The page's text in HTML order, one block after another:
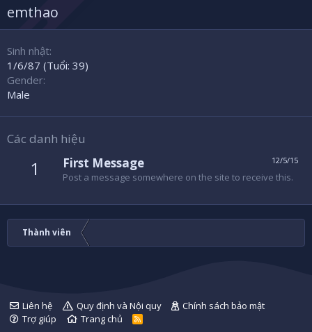
emthao
Sinh nhật
1/6/87 (Tuổi: 39)
Gender
Male
Các danh hiệu
1 12/5/15
First Message
Post a message somewhere on the site to receive this.
Thành viên
Liên hệ Quy định và Nội quy
Chính sách bảo mật
Trợ giúp
Trang chủ
R